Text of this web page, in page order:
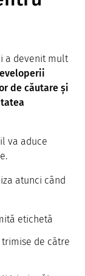
a devenit mult
de căutare și
va aduce
atunci când
etichetă
de către